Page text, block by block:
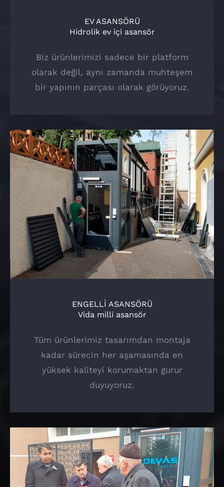
EV ASANSÖRÜ
Hidrolik ev içi asansör
Biz ürünlerimizi sadece bir platform
olarak değil, aynı zamanda muhteşem
bir yapının parçası olarak görüyoruz.
ENGELLİ ASANSÖRÜ
Vida milli asansör
Tüm ürünlerimiz tasarımdan montaja
kadar sürecin her aşamasında en
yüksek kaliteyi korumaktan gurur
duyuyoruz.